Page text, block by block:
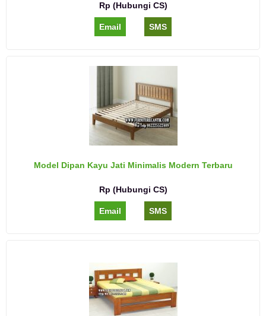
Rp (Hubungi CS)
Email SMS
Model Dipan Kayu Jati Minimalis Modern Terbaru
Rp (Hubungi CS)
Email SMS